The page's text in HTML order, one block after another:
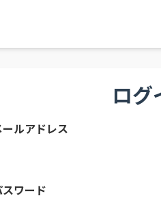
ログ
ルアドレス
ワード